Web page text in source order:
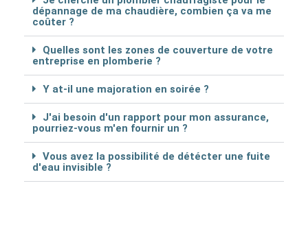
dépannage de ma chaudière, combien ça va me
coûter ?
Quelles sont les zones de couverture de votre
entreprise en plomberie ?
Y at-il une majoration en soirée ?
J'ai besoin d'un rapport pour mon assurance,
pourriez-vous m'en fournir un ?
Vous avez la possibilité de détécter une fuite
d'eau invisible ?